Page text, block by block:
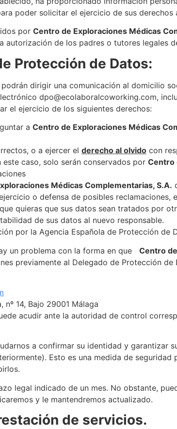
poder solicitar el ejercicio de sus derechos
por Centro de Exploraciones Médicas
autorización de los padres o tutores legales
Protección de Datos:
podrán dirigir una comunicación al domicilio
dpo@ecolaboralcoworking.com,
el ejercicio de los siguientes derechos:
a Centro de Exploraciones Médicas
o a ejercer el derecho al olvido con
este caso, solo serán conservados por Centro
Médicas Complementarias, S.A.
o defensa de posibles reclamaciones,
quieras que sus datos sean tratados por
de sus datos al nuevo responsable.
por la Agencia Española de Protección de
un problema con la forma en que Centro
previamente al Delegado de Protección
nº 14, Bajo 29001 Málaga
acudir ante la autoridad de control
a confirmar su identidad y garantizar
Esto es una medida de
legal indicado de un mes. No obstante,
y le mantendremos actualizado.
de servicios.